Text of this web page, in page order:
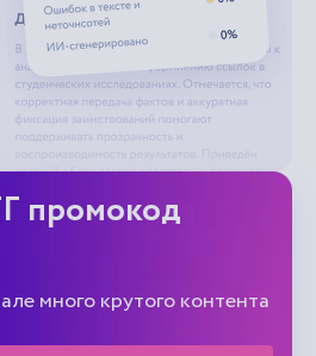
промокод
много крутого контента